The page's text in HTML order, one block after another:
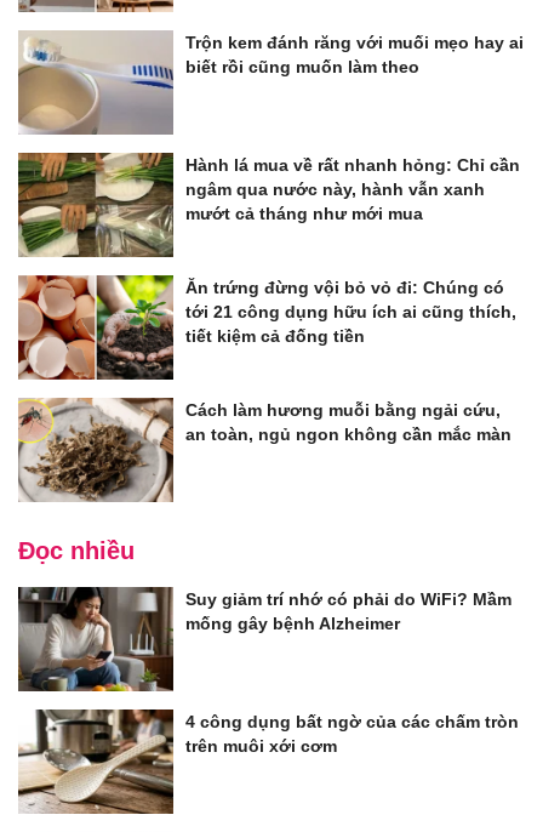
Trộn kem đánh răng với muối mẹo hay ai
biết rồi cũng muốn làm theo
Hành lá mua về rất nhanh hỏng: Chỉ cần
ngâm qua nước này, hành vẫn xanh
mướt cả tháng như mới mua
Ăn trứng đừng vội bỏ vỏ đi: Chúng có
tới 21 công dụng hữu ích ai cũng thích,
tiết kiệm cả đống tiền
Cách làm hương muỗi bằng ngải cứu,
an toàn, ngủ ngon không cần mắc màn
Đọc nhiều
Suy giảm trí nhớ có phải do WiFi? Mầm
mống gây bệnh Alzheimer
4 công dụng bất ngờ của các chấm tròn
trên muôi xới cơm